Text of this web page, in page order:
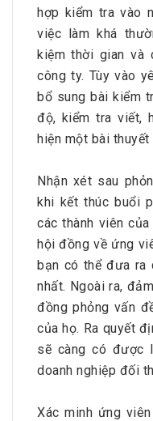
hợp kiểm tra vào
việc làm khá
kiệm thời gian và
công ty. Tùy vào
bổ sung bài kiểm
độ, kiểm tra viết,
hiện một bài thuyết
Nhận xét sau
khi kết thúc buổi
các thành viên
hội đồng về ứng
bạn có thể đưa ra
nhất. Ngoài ra,
đồng phỏng vấn
của họ. Ra quyết
sẽ càng có được
doanh nghiệp đối
Xác minh ứng